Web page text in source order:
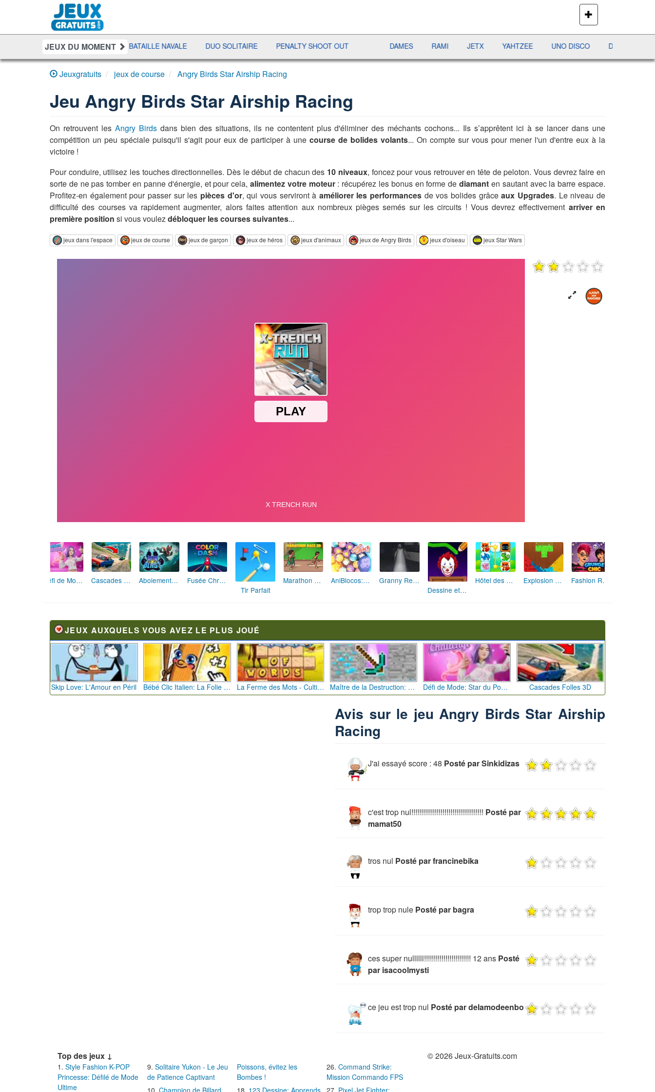
PLUS
DE
JEUX
JEUX DU MOMENT
SHERIFF POKER BATAILLE NAVALE DUO SOLITAIRE PENALTY SHOOT OUT RAMI JETX YAHTZEE UNO DISCO DÉFI MAHJONG
Jeuxgratuits jeux de course Angry Birds Star Airship Racing
Jeu Angry Birds Star Airship Racing
On retrouvent les Angry Birdsdans bien des situations, ils ne contentent plus d'éliminer des méchants cochons... Ils s’apprêtent ici à se lancer dans une
compétition un peu spéciale puisqu'il s'agit pour eux de participer à une course de bolides volants... On compte sur vous pour mener l'un d'entre eux à la
victoire !
Pour conduire, utilisez les touches directionnelles. Dès le début de chacun des 10 niveaux, foncez pour vous retrouver en tête de peloton. Vous devrez faire en
sorte de ne pas tomber en panne d'énergie, et pour cela, alimentez votre moteur: récupérez les bonus en forme dediamant en sautant avec la barre espace.
Profitez-en également pour passer sur les pièces d'or, qui vous serviront à améliorer les performances de vos bolides grâceaux Upgrades. Le niveau de
difficulté des courses va rapidement augmenter, alors faites attention aux nombreux pièges semés sur les circuits ! Vous devrez effectivement arriver en
première position si vous voulezdébloquer les courses suivantes...
jeux dans l'espace jeux de course jeux de garçon jeux de héros jeux d'animaux jeux de Angry Birds jeux d'oiseau jeux Star Wars
Défi de Mode: Star du Podium Cascades Folles 3D Aboiement Stellaire : Aventure Canine
Fusée Chromatique: La Course des Couleurs
Tir Parfait
Marathon Champion io AniBlocos: Connecte les Animaux Mignons!
Granny Revient 3D : Destin Maléfique
Dessine et Écrase : Le Jeu des Monstres
Hôtel des Animaux de Rêve Explosion de Blocs de Sable Fashion Rebelle: Style Grunge Chic
JEUX AUXQUELS VOUS AVEZ LE PLUS JOUÉ
Skip Love: L'Amour en Péril Bébé Clic Italien: La Folie des Petits Bambins La Ferme des Mots - Cultivez votre Vocabulaire Maître de la Destruction: Fusion de Pioches Défi de Mode: Star du Podium Cascades Folles 3D
Avis sur le jeu Angry Birds Star Airship
Racing
J'ai essayé score : 48 Posté par Sinkidizas
c'est trop nul!!!!!!!!!!!!!!!!!!!!!!!!!!!!!!!!!!!!! Posté par
mamat50
tros nul Posté par francinebika
trop trop nule Posté par bagra
ces super nullllll!!!!!!!!!!!!!!!!!!!!!!!! 12 ans Posté
par isacoolmysti
ce jeu est trop nul Posté par delamodeenbo
Top des jeux ↓
Style Fashion K-POP
Princesse: Défilé de Mode
Ultime
Solitaire Yukon - Le Jeu
de Patience Captivant
Poissons, évitez les
Bombes !
Command Strike:
Mission Commando FPS
© 2026 Jeux-Gratuits.com